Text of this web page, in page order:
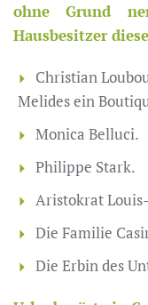
ohne Grund
Hausbesitzer
Christian
Melides ein
Monica Belluci.
Philippe Stark.
Aristokrat
Die Familie
Die Erbin des